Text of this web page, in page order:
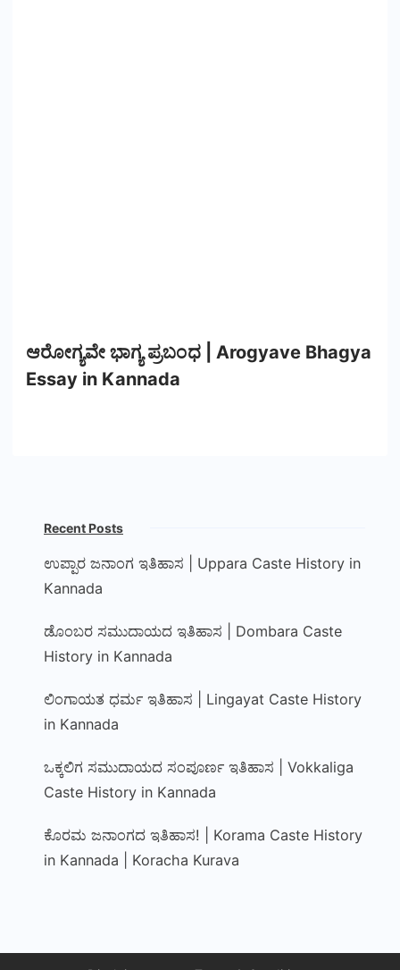
ಆರೋಗ್ಯವೇ ಭಾಗ್ಯ ಪ್ರಬಂಧ | Arogyave Bhagya
Essay in Kannada
Recent Posts
ಉಪ್ಪಾರ ಜನಾಂಗ ಇತಿಹಾಸ | Uppara Caste History in
Kannada
ಡೊಂಬರ ಸಮುದಾಯದ ಇತಿಹಾಸ | Dombara Caste
History in Kannada
ಲಿಂಗಾಯತ ಧರ್ಮ ಇತಿಹಾಸ | Lingayat Caste History
in Kannada
ಒಕ್ಕಲಿಗ ಸಮುದಾಯದ ಸಂಪೂರ್ಣ ಇತಿಹಾಸ | Vokkaliga
Caste History in Kannada
ಕೊರಮ ಜನಾಂಗದ ಇತಿಹಾಸ! | Korama Caste History
in Kannada | Koracha Kurava